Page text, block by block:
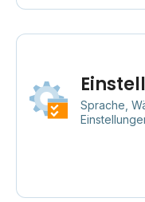
Sprache,